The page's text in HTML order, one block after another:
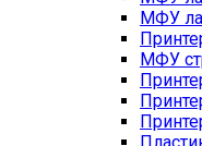
МФУ
МФУ